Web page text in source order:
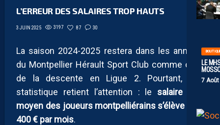
LE
7
L’ERREUR DES SALAIRES TROP HAUTS
3 JUIN 2025 3197 87 30
La saison 2024-2025 restera dans les annales
du Montpellier Hérault Sport Club comme celle
de la descente en Ligue 2. Pourtant, une
statistique retient l’attention : le salaire brut
moyen des joueurs montpelliérains s’élève à 75
400 € par mois.